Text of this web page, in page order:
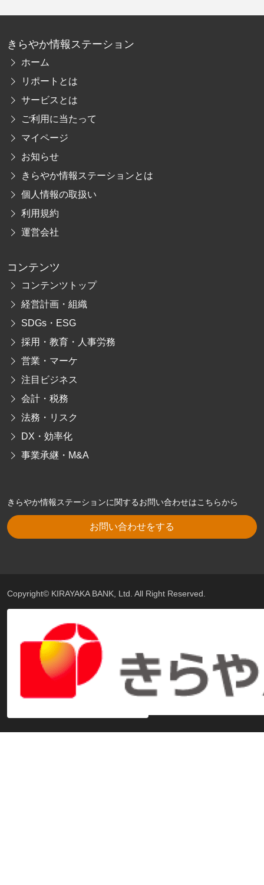
きらやか情報ステーション
ホーム
リポートとは
サービスとは
ご利用に当たって
マイページ
お知らせ
きらやか情報ステーションとは
個人情報の取扱い
利用規約
運営会社
コンテンツ
コンテンツトップ
経営計画・組織
SDGs・ESG
採用・教育・人事労務
営業・マーケ
注目ビジネス
会計・税務
法務・リスク
DX・効率化
事業承継・M&A
きらやか情報ステーションに関するお問い合わせはこちらから
お問い合わせをする
Copyright© KIRAYAKA BANK, Ltd. All Right Reserved.